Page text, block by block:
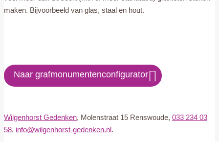
maken. Bijvoorbeeld van glas, staal en hout.
Naar grafmonumentenconfigurator
Wilgenhorst Gedenken, Molenstraat 15 Renswoude, 033 234 03
58, info@wilgenhorst-gedenken.nl.